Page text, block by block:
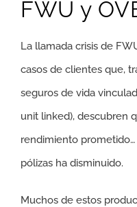
FWU y
La llamada crisis de
casos de clientes que,
seguros de vida
unit linked), descubren
rendimiento
pólizas ha disminuido.
Muchos de estos